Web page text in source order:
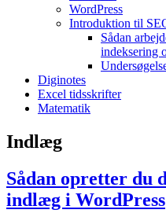
WordPress
Introduktion til
Sådan
indeksering
Diginotes
Excel tidsskrifter
Matematik
Indlæg
Sådan opretter du
indlæg i WordPress